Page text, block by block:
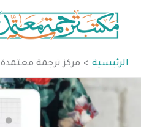
المحتوى
الرئيسية مركز ترجمة معتمدة